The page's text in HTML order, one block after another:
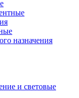
назначения
и световые